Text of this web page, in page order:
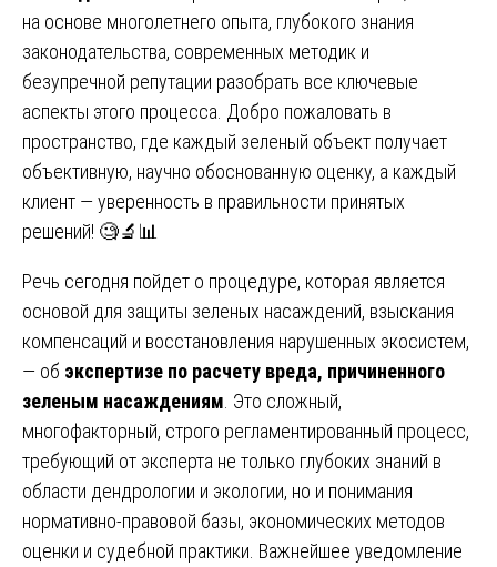
на основе многолетнего опыта, глубокого знания
законодательства, современных методик и
безупречной репутации разобрать все ключевые
аспекты этого процесса. Добро пожаловать в
пространство, где каждый зеленый объект получает
объективную, научно обоснованную оценку, а каждый
клиент — уверенность в правильности принятых
решений! 🧐🔬📊
Речь сегодня пойдет о процедуре, которая является
основой для защиты зеленых насаждений, взыскания
компенсаций и восстановления нарушенных экосистем,
— об экспертизе по расчету вреда, причиненного
зеленым насаждениям . Это сложный,
многофакторный, строго регламентированный процесс,
требующий от эксперта не только глубоких знаний в
области дендрологии и экологии, но и понимания
нормативно-правовой базы, экономических методов
оценки и судебной практики. Важнейшее уведомление